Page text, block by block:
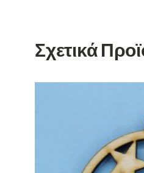
Σχετικά